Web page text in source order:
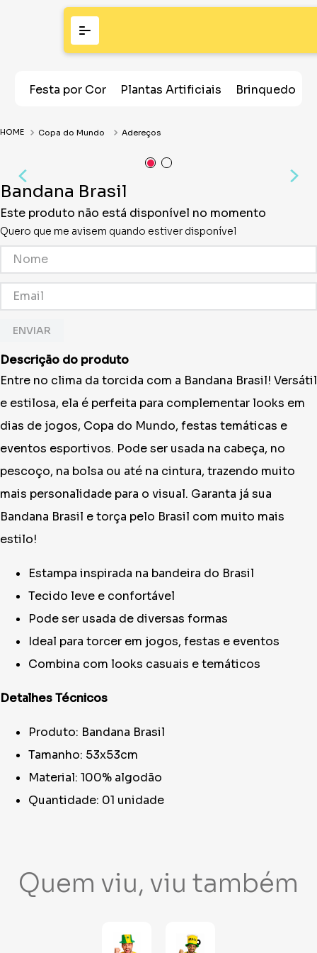
Festa por Cor Plantas Artificiais Brinquedos
Copa do Mundo Adereços
Bandana Brasil
Este produto não está disponível no momento
Quero que me avisem quando estiver disponível
ENVIAR
Descrição do produto
Entre no clima da torcida com a Bandana Brasil! Versátil
e estilosa, ela é perfeita para complementar looks em
dias de jogos, Copa do Mundo, festas temáticas e
eventos esportivos. Pode ser usada na cabeça, no
pescoço, na bolsa ou até na cintura, trazendo muito
mais personalidade para o visual. Garanta já sua
Bandana Brasil e torça pelo Brasil com muito mais
estilo!
Estampa inspirada na bandeira do Brasil
Tecido leve e confortável
Pode ser usada de diversas formas
Ideal para torcer em jogos, festas e eventos
Combina com looks casuais e temáticos
Detalhes Técnicos
Produto: Bandana Brasil
Tamanho: 53x53cm
Material: 100% algodão
Quantidade: 01 unidade
Quem viu, viu também